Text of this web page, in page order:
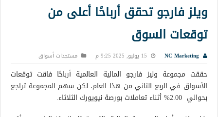
ويلز فارجو تحقق أرباحًا أعلى من
توقعات السوق
NC Marketing 15 يوليو, 2025 9:25 م مستجدات أسواق
حققت مجموعة وليز فارجو المالية العالمية أرباحًا فاقت توقعات
الأسواق في الربع الثاني من هذا العام، لكن سهم المجموعة تراجع
بحوالي 2.00% أثناء تعاملات بورصة نيويورك الثلاثاء.